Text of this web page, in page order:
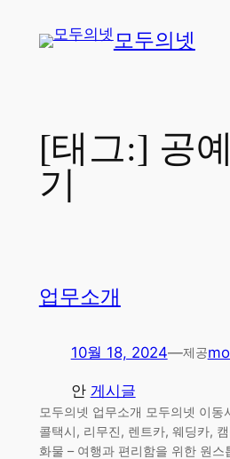
모두의넷
[태그:] 공
기
업무소개
10월 18, 2024—제공
안 게시글
모두의넷 업무소개 모두의넷 이동
콜택시, 리무진, 렌트카, 웨딩카,
화물 – 여행과 편리함을 위한 원